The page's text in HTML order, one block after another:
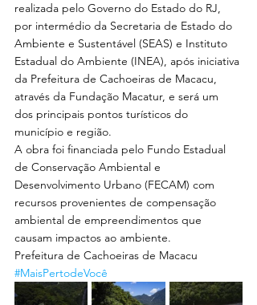
IMPORTANTE
realizada pelo Governo do Estado do RJ,
por intermédio da Secretaria de Estado do
Ambiente e Sustentável (SEAS) e Instituto
Estadual do Ambiente (INEA), após iniciativa
da Prefeitura de Cachoeiras de Macacu,
através da Fundação Macatur, e será um
dos principais pontos turísticos do
município e região.
A obra foi financiada pelo Fundo Estadual
de Conservação Ambiental e
Desenvolvimento Urbano (FECAM) com
recursos provenientes de compensação
ambiental de empreendimentos que
causam impactos ao ambiente.
Prefeitura de Cachoeiras de Macacu
#MaisPertodeVocê